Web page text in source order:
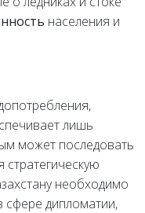
населения и
лишь
может последовать
стратегическую
необходимо
сфере дипломатии,